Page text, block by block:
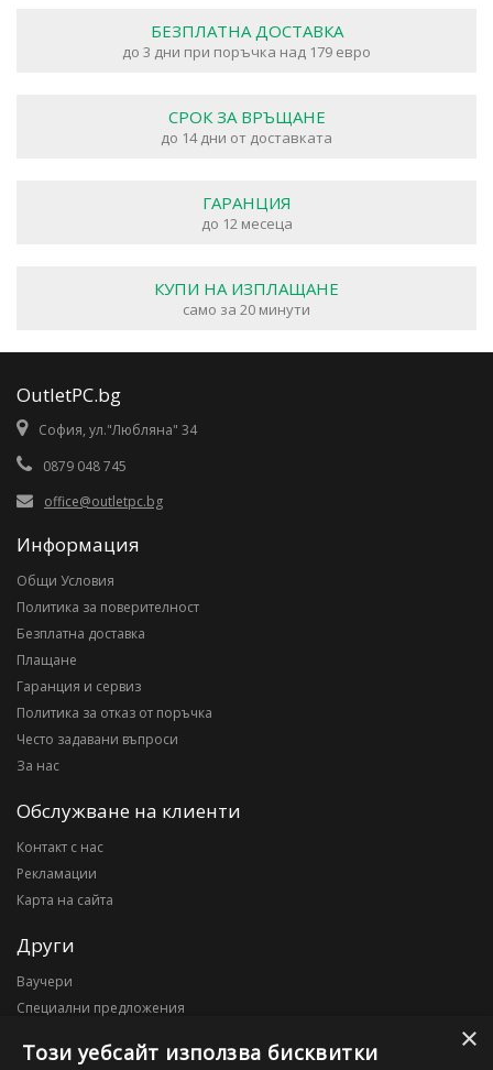
БЕЗПЛАТНА ДОСТАВКА
до 3 дни при поръчка над 179 евро
СРОК ЗА ВРЪЩАНЕ
до 14 дни от доставката
ГАРАНЦИЯ
до 12 месеца
КУПИ НА ИЗПЛАЩАНЕ
само за 20 минути
OutletPC.bg
София, ул."Любляна" 34
0879 048 745
office@outletpc.bg
Информация
Общи Условия
Политика за поверителност
Безплатна доставка
Плащане
Гаранция и сервиз
Политика за отказ от поръчка
Често задавани въпроси
За нас
Обслужване на клиенти
Контакт с нас
Рекламации
Карта на сайта
Други
Ваучери
Специални предложения
×
Този уебсайт използва бисквитки